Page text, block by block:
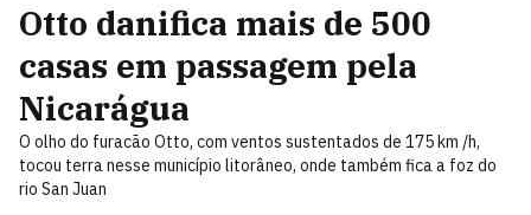
Otto danifica mais de 500
casas em passagem pela
Nicarágua
O olho do furacão Otto, com ventos sustentados de 175 km /h,
tocou terra nesse município litorâneo, onde também fica a foz do
rio San Juan